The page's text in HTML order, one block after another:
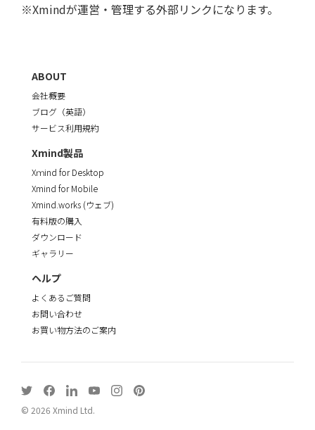
※Xmindが運営・管理する外部リンクになります。
ABOUT
会社概要
ブログ（英語）
サービス利用規約
Xmind製品
Xｍind for Desktop
Xmind for Mobile
Xmind.works (ウェブ)
有料版の購入
ダウンロード
ギャラリー
ヘルプ
よくあるご質問
お問い合わせ
お買い物方法のご案内
© 2026 Xmind Ltd.